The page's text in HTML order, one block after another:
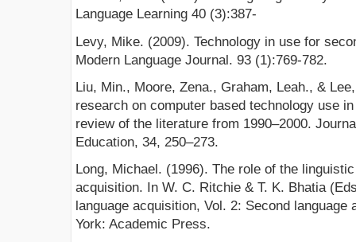
Language Learning 40 (3):387-
Levy, Mike. (2009). Technology in use for
Modern Language Journal. 93 (1):769-782.
Liu, Min., Moore, Zena., Graham, Leah., &
research on computer based technology use
review of the literature from 1990–2000.
Education, 34, 250–273.
Long, Michael. (1996). The role of the
acquisition. In W. C. Ritchie & T. K. Bhatia
language acquisition, Vol. 2: Second language
York: Academic Press.